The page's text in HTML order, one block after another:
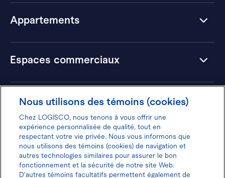
Appartements
Espaces commerciaux
Hôtels
Donnez votre avis pour gagner 100$
Nous utilisons des témoins (cookies)
Chez LOGISCO, nous tenons à vous offrir une
expérience personnalisée de qualité, tout en
respectant votre vie privée. Nous vous informons que
nous utilisons des témoins (cookies) de navigation et
autres technologies similaires pour assurer le bon
fonctionnement et la sécurité de notre site Web.
D'autres témoins facultatifs permettent également de